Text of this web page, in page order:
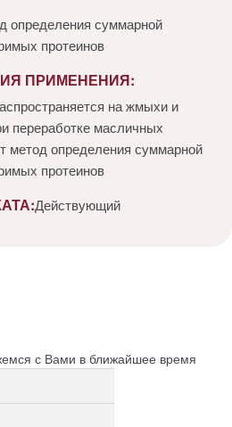
суммарной
протеинов
ПРИМЕНЕНИЯ:
на жмыхи и
переработке масличных
метод определения суммарной
протеинов
Действующий
с Вами в ближайшее время